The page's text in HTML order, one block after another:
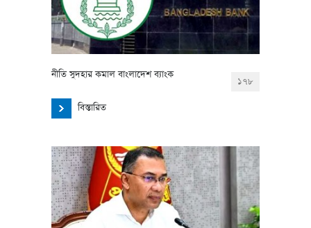
নীতি সুদহার কমাল বাংলাদেশ ব্যাংক
১৭৮
বিস্তারিত